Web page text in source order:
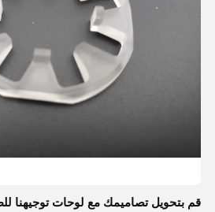
قم بتحويل تصاميمك مع لوحات توجيهنا